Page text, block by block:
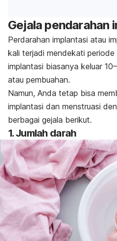
Gejala pendarahan
Perdarahan implantasi atau
kali terjadi mendekati periode
implantasi biasanya keluar
atau pembuahan.
Namun, Anda tetap bisa
implantasi dan menstruasi
berbagai gejala berikut.
1. Jumlah darah